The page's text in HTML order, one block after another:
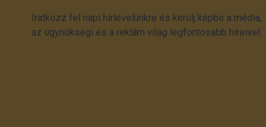
Iratkozz fel napi hírlevelünkre és kerülj képbe a média,
az ügynökségi és a reklám világ legfontosabb híreivel.